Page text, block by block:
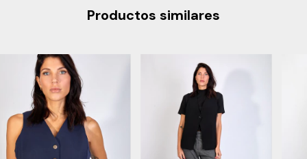
Productos similares